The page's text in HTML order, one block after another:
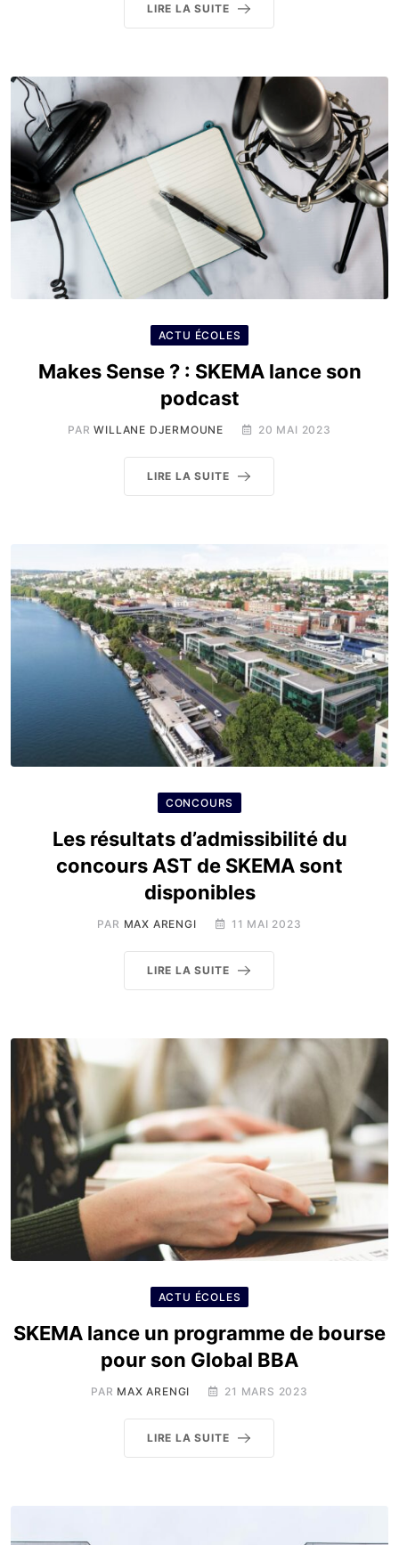
LIRE LA SUITE
ACTU ÉCOLES
Makes Sense ? : SKEMA lance son
podcast
PARWILLANE DJERMOUNE 20 MAI 2023
LIRE LA SUITE
CONCOURS
Les résultats d’admissibilité du
concours AST de SKEMA sont
disponibles
PAR MAX ARENGI 11 MAI 2023
LIRE LA SUITE
ACTU ÉCOLES
SKEMA lance un programme de bourse
pour son Global BBA
PAR MAX ARENGI 21 MARS 2023
LIRE LA SUITE